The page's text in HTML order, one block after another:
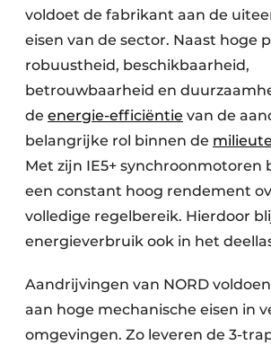
voldoet de fabrikant aan de
eisen van de sector. Naast hoge
robuustheid, beschikbaarheid,
betrouwbaarheid en
de energie-efficiëntie van de
belangrijke rol binnen de
Met zijn IE5+ synchroonmotoren
een constant hoog rendement
volledige regelbereik. Hierdoor
energieverbruik ook in het
Aandrijvingen van NORD
aan hoge mechanische eisen in
omgevingen. Zo leveren de 3-